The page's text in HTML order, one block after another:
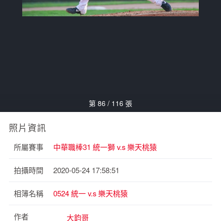
第 86 / 116 張
照片資訊
所屬賽事 中華職棒31 統一獅 v.s 樂天桃猿
拍攝時間 2020-05-24 17:58:51
相簿名稱 0524 統一 v.s 樂天桃猿
作者 大鈞哥